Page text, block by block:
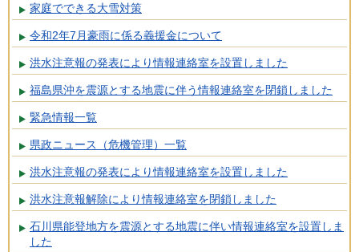
家庭でできる大雪対策
令和2年7月豪雨に係る義援金について
洪水注意報の発表により情報連絡室を設置しました
福島県沖を震源とする地震に伴う情報連絡室を閉鎖しました
緊急情報一覧
県政ニュース（危機管理）一覧
洪水注意報の発表により情報連絡室を設置しました
洪水注意報解除により情報連絡室を閉鎖しました
石川県能登地方を震源とする地震に伴い情報連絡室を設置しま
した